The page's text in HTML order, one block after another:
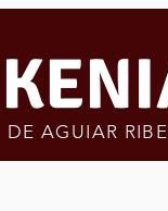
DE AGUIAR